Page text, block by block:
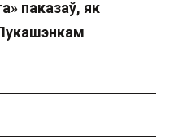
паказаў, як